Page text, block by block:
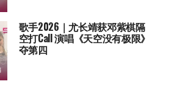
歌手2026｜尤长靖获邓紫棋隔
空打Call 演唱《天空没有极限》
夺第四